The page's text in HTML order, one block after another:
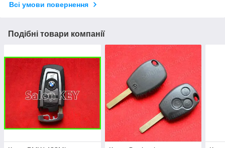
Всі умови повернення
Подібні товари компанії